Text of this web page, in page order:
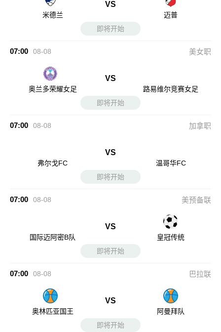
米德兰
VS
迈普
即将开始
07:00 08-08 美女职
奥兰多荣耀女足
VS
路易维尔竞赛女足
即将开始
07:00 08-08 加拿职
弗尔戈FC
VS
温哥华FC
即将开始
07:00 08-08 美预备联
国际迈阿密B队
VS
皇冠传统
即将开始
07:00 08-08 巴拉联
奥林匹亚国王
VS
阿曼拜队
即将开始